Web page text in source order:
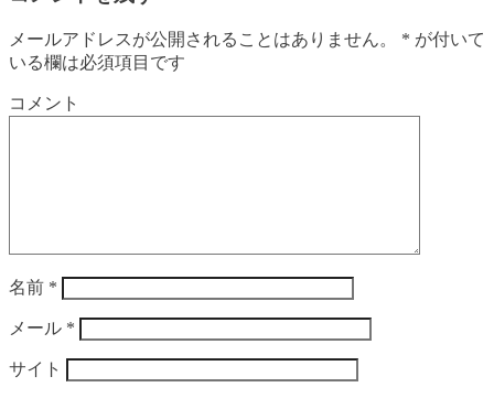
メールアドレスが公開されることはありません。 * が付いて
いる欄は必須項目です
コメント
名前 *
メール *
サイト